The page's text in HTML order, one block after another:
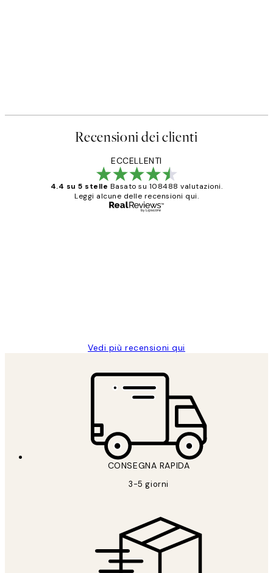
Recensioni dei clienti
ECCELLENTI
4.4 su 5 stelle Basato su 108488 valutazioni.
Leggi alcune delle recensioni qui.
Vedi più recensioni qui
CONSEGNA RAPIDA
3-5 giorni